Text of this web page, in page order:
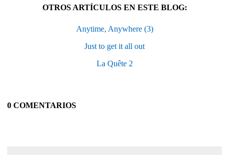
OTROS ARTÍCULOS EN ESTE BLOG:
Anytime, Anywhere (3)
Just to get it all out
La Quête 2
0 COMENTARIOS